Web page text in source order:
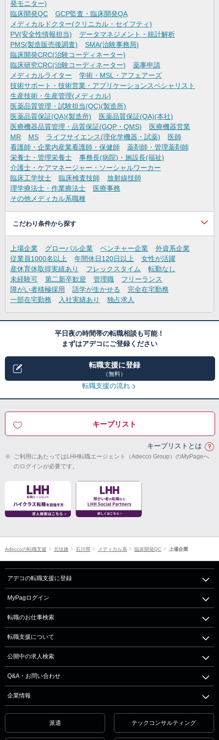
発モニター)
臨床開発QC
GCP監査・臨床開発QA
メディカルドクター(クリニカル・セイフティ)
PV(安全性情報担当)
データマネジメント・統計解析
PMS(製造販売後調査)
SMA(治験事務局)
臨床開発CRC(治験コーディネーター)
臨床研究CRC(治験コーディネーター)
薬事申請
メディカルライター
学術・MSL・アフェアーズ
技術サポート・技術営業・アプリケーションスペシャリスト
生産技術・生産管理(メディカル)
医薬品質管理・試験担当(QC)(製造所)
医薬品質保証(QA)(製造所)
医薬品質保証(QA)(本社)
医療機器品質管理・品質保証(GQP・QMS)
医療機器営業
MR
MS ライフサイエンス(理化学機器・試薬)
医師
看護師・企業内産業看護師・保健師
薬剤師・管理薬剤師
栄養士・管理栄養士
事務長(病院)・施設長(福祉)
介護士・ケアマネージャー・ソーシャルワーカー
臨床工学技士
臨床検査技師
放射線技師
理学療法士・作業療法士
医療事務
その他メディカル系職種
こだわり条件から探す
上場企業 グローバル企業 ベンチャー企業
外資系企業
従業員1000名以上
年間休日120日以上
女性が活躍
産休育休取得実績あり
フレックスタイム
転勤なし
未経験可
第二新卒歓迎 管理職
フリーランス
障がい者積極採用
語学が生かせる
完全在宅勤務
一部在宅勤務
入社実績あり 独占求人
平日夜の時間帯の転職相談も可能！
まずはアデコにご登録ください
転職支援に登録
（無料）
転職支援の流れ
キープリスト
キープリストとは
※ ご利用にあたってはLHH転職エージェント（Adecco Group）のMyPageへ
のログインが必要です。
Adeccoの転職支援 北信越 石川県 メディカル系 臨床開発QC 上場企業
アデコの転職支援に登録
MyPagログイン
転職のお仕事検索
転職支援について
公開中の求人検索
Q&A・お問い合わせ
企業情報
派遣 テックコンサルティング